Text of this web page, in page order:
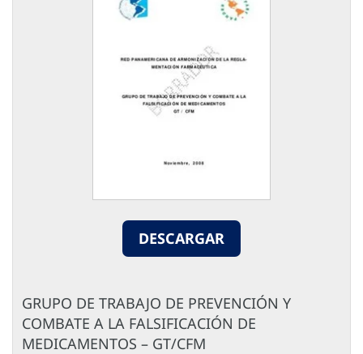
DESCARGAR
GRUPO DE TRABAJO DE PREVENCIÓN Y
COMBATE A LA FALSIFICACIÓN DE
MEDICAMENTOS – GT/CFM